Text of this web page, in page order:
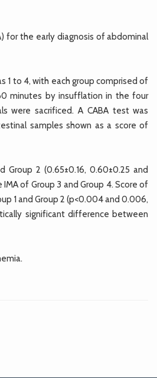
for the early diagnosis of abdominal
1 to 4, with each group comprised of
minutes by insufflation in the four
were sacrificed. A CABA test was
samples shown as a score of
Group 2 (0.65±0.16, 0.60±0.25 and
of Group 3 and Group 4. Score of
1 and Group 2 (p<0.004 and 0.006,
significant difference between